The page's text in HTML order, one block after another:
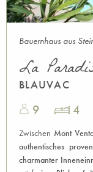
Bauernhaus aus
La
BLAUVAC
9 4
Zwischen Mont
authentisches
charmanter